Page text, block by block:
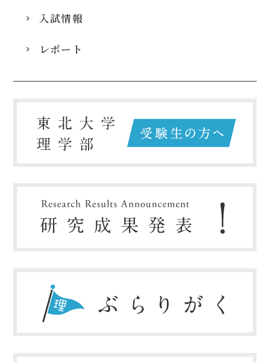
入試情報
レポート